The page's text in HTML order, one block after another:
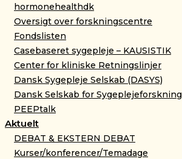
hormonehealthdk
Oversigt over forskningscentre
Fondslisten
Casebaseret sygepleje – KAUSISTIK
Center for kliniske Retningslinjer
Dansk Sygepleje Selskab (DASYS)
Dansk Selskab for Sygeplejeforskning
PEEPtalk
Aktuelt
DEBAT & EKSTERN DEBAT
Kurser/konferencer/Temadage